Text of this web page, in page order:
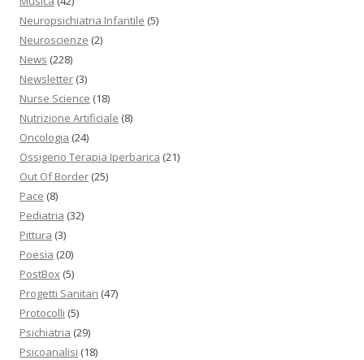
Neuropsichiatria Infantile (5)
Neuroscienze (2)
News (228)
Newsletter (3)
Nurse Science (18)
Nutrizione Artificiale (8)
Oncologia (24)
Ossigeno Terapia Iperbarica (21)
Out Of Border (25)
Pace (8)
Pediatria (32)
Pittura (3)
Poesia (20)
PostBox (5)
Progetti Sanitari (47)
Protocolli (5)
Psichiatria (29)
Psicoanalisi (18)